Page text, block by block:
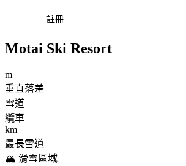
註冊
Motai Ski Resort
m
垂直落差
雪道
纜車
km
最長雪道
🏔️ 滑雪區域